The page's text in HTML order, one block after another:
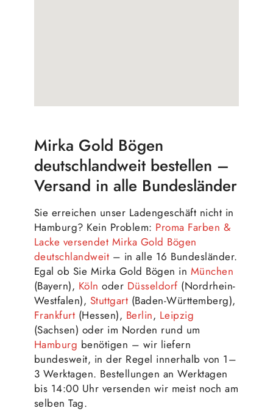
Mirka Gold Bögen
deutschlandweit bestellen –
Versand in alle Bundesländer
Sie erreichen unser Ladengeschäft nicht in
Hamburg? Kein Problem: Proma Farben &
Lacke versendet Mirka Gold Bögen
deutschlandweit – in alle 16 Bundesländer.
Egal ob Sie Mirka Gold Bögen in München
(Bayern), Köln oder Düsseldorf (Nordrhein-
Westfalen), Stuttgart (Baden-Württemberg),
Frankfurt (Hessen), Berlin, Leipzig
(Sachsen) oder im Norden rund um
Hamburg benötigen – wir liefern
bundesweit, in der Regel innerhalb von 1–
3 Werktagen. Bestellungen an Werktagen
bis 14:00 Uhr versenden wir meist noch am
selben Tag.